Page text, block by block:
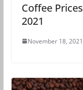
Coffee
2021
November 18, 2021